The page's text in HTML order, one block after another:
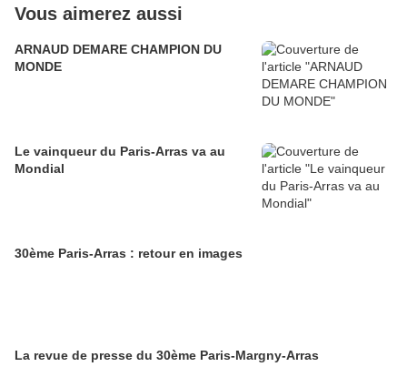
Vous aimerez aussi
ARNAUD DEMARE CHAMPION DU
MONDE
Le vainqueur du Paris-Arras va au
Mondial
30ème Paris-Arras : retour en images
La revue de presse du 30ème Paris-Margny-Arras